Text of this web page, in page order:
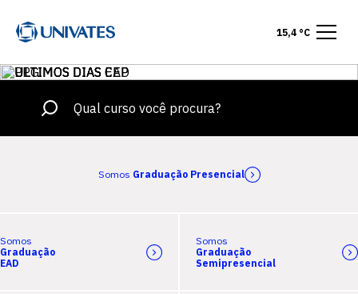
15,4 °C
Somos Graduação Presencial
Somos
Graduação
EAD
Somos
Graduação
Semipresencial